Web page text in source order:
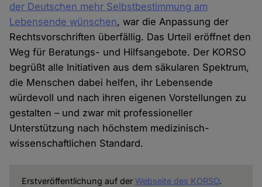
der Deutschen mehr Selbstbestimmung am
Lebensende wünschen, war die Anpassung der
Rechtsvorschriften überfällig. Das Urteil eröffnet den
Weg für Beratungs- und Hilfsangebote. Der KORSO
begrüßt alle Initiativen aus dem säkularen Spektrum,
die Menschen dabei helfen, ihr Lebensende
würdevoll und nach ihren eigenen Vorstellungen zu
gestalten – und zwar mit professioneller
Unterstützung nach höchstem medizinisch-
wissenschaftlichen Standard.
Erstveröffentlichung auf der Webseite des KORSO.